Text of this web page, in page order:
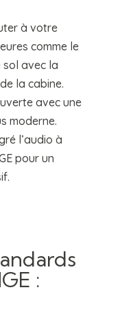
à votre
comme le
sol avec la
la cabine.
avec une
moderne.
l’audio à
pour un
: